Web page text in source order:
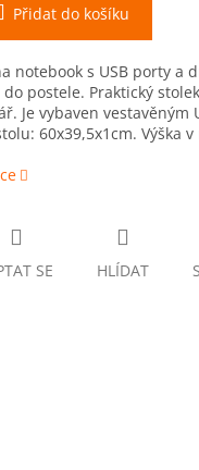
Přidat do košíku
notebook s USB porty a
postele. Praktický
Je vybaven
60x39,5x1cm. Výška
SE HLÍDAT